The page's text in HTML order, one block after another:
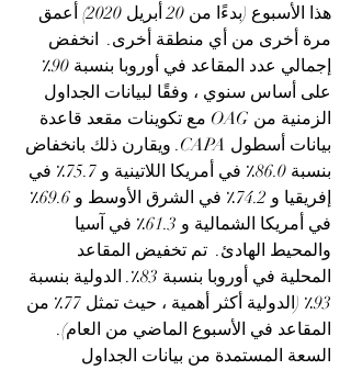
هذا الأسبوع (بدءًا من 20 أبريل 2020) أعمق
مرة أخرى من أي منطقة أخرى.  انخفض
إجمالي عدد المقاعد في أوروبا بنسبة 90٪
على أساس سنوي ، وفقًا لبيانات الجداول
الزمنية من OAG مع تكوينات مقعد قاعدة
بيانات أسطول CAPA. ويقارن ذلك بانخفاض
بنسبة 86.0٪ في أمريكا اللاتينية و 75.7٪ في
إفريقيا و 74.2٪ في الشرق الأوسط و 69.6٪
في أمريكا الشمالية و 61.3٪ في آسيا
والمحيط الهادئ.  تم تخفيض المقاعد
المحلية في أوروبا بنسبة 83٪. الدولية بنسبة
93٪ (الدولية أكثر أهمية ، حيث تمثل 77٪ من
المقاعد في الأسبوع الماضي من العام).
السعة المستمدة من بيانات الجداول